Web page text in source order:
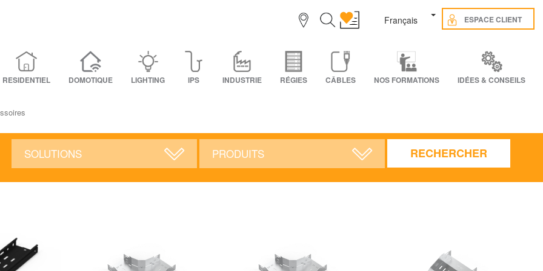
Français Toggle Dropdown
ESPACE CLIENT
RESIDENTIEL DOMOTIQUE LIGHTING IPS INDUSTRIE RÉGIES CÂBLES NOS FORMATIONS IDÉES & CONSEILS
RECHERCHER